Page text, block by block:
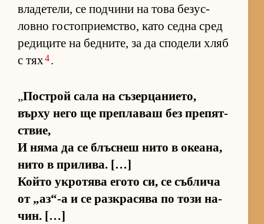
вла­де­те­ли, се под­чини на това бе­зус­
ловно гос­топ­ри­ем­с­т­во, като седна сред
ре­ди­ците на бед­ни­те, за да спо­дели хляб
с тях4.
„Пос­т­рой сала на съ­зер­ца­ни­е­то,
върху него ще преп­ла­ваш без пре­пят­
с­твие,
И няма да се блъс­неш нито в оке­а­на,
нито в при­ли­ва. […]
Който ук­ро­тява егото си, се съб­лича
от „аз­“-а и се раз­к­ра­сява по този на­
чин. […]